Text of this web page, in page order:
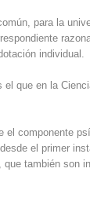
para la
individual.
que en la
componente
el primer
también son